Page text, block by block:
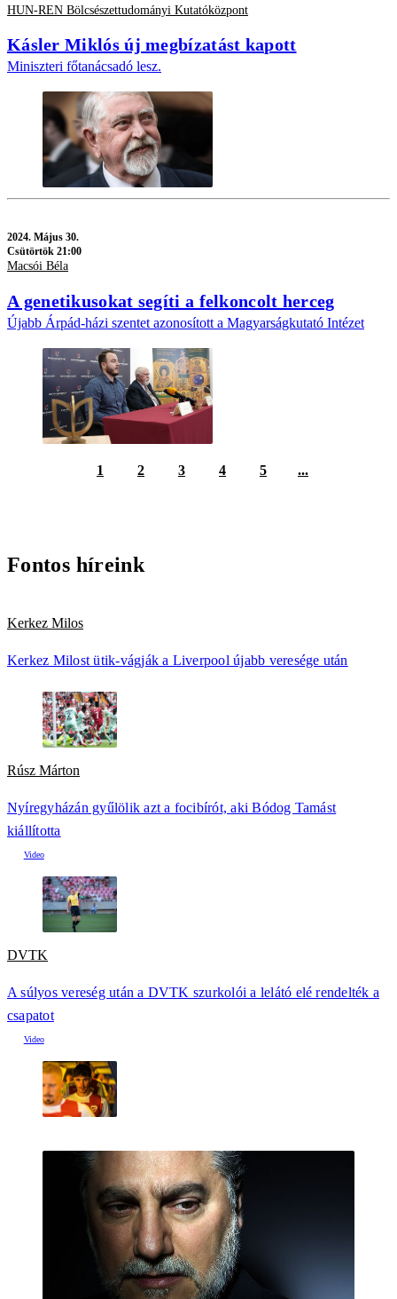
HUN-REN Bölcsészettudományi Kutatóközpont
Kásler Miklós új megbízatást kapott
Miniszteri főtanácsadó lesz.
2024. Május 30.
Csütörtök 21:00
Macsói Béla
A genetikusokat segíti a felkoncolt herceg
Újabb Árpád-házi szentet azonosított a Magyarságkutató Intézet
1 2 3 4 5 ...
Fontos híreink
Kerkez Milos
Kerkez Milost ütik-vágják a Liverpool újabb veresége után
Rúsz Márton
Nyíregyházán gyűlölik azt a focibírót, aki Bódog Tamást
kiállította
DVTK
A súlyos vereség után a DVTK szurkolói a lelátó elé rendelték a
csapatot